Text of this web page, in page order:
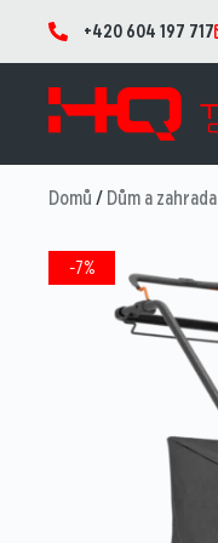
+420 604 197 717
Domů/Dům a zahrada
-7%